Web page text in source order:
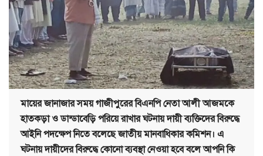
মায়ের জানাজার সময় গাজীপুরের বিএনপি নেতা আলী আজমকে
হাতকড়া ও ডান্ডাবেড়ি পরিয়ে রাখার ঘটনায় দায়ী ব্যক্তিদের বিরুদ্ধে
আইনি পদক্ষেপ নিতে বলেছে জাতীয় মানবাধিকার কমিশন। এ
ঘটনায় দায়ীদের বিরুদ্ধে কোনো ব্যবস্থা নেওয়া হবে বলে আপনি কি